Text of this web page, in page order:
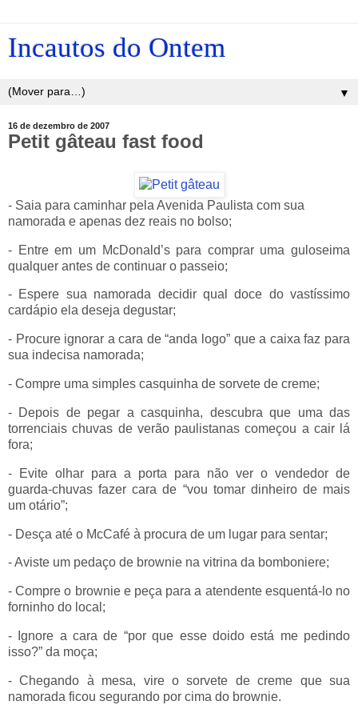
Incautos do Ontem
▼
16 de dezembro de 2007
Petit gâteau fast food
- Saia para caminhar pela Avenida Paulista com sua
namorada e apenas dez reais no bolso;
- Entre em um McDonald’s para comprar uma guloseima
qualquer antes de continuar o passeio;
- Espere sua namorada decidir qual doce do vastíssimo
cardápio ela deseja degustar;
- Procure ignorar a cara de “anda logo” que a caixa faz para
sua indecisa namorada;
- Compre uma simples casquinha de sorvete de creme;
- Depois de pegar a casquinha, descubra que uma das
torrenciais chuvas de verão paulistanas começou a cair lá
fora;
- Evite olhar para a porta para não ver o vendedor de
guarda-chuvas fazer cara de “vou tomar dinheiro de mais
um otário”;
- Desça até o McCafé à procura de um lugar para sentar;
- Aviste um pedaço de brownie na vitrina da bomboniere;
- Compre o brownie e peça para a atendente esquentá-lo no
forninho do local;
- Ignore a cara de “por que esse doido está me pedindo
isso?” da moça;
- Chegando à mesa, vire o sorvete de creme que sua
namorada ficou segurando por cima do brownie.